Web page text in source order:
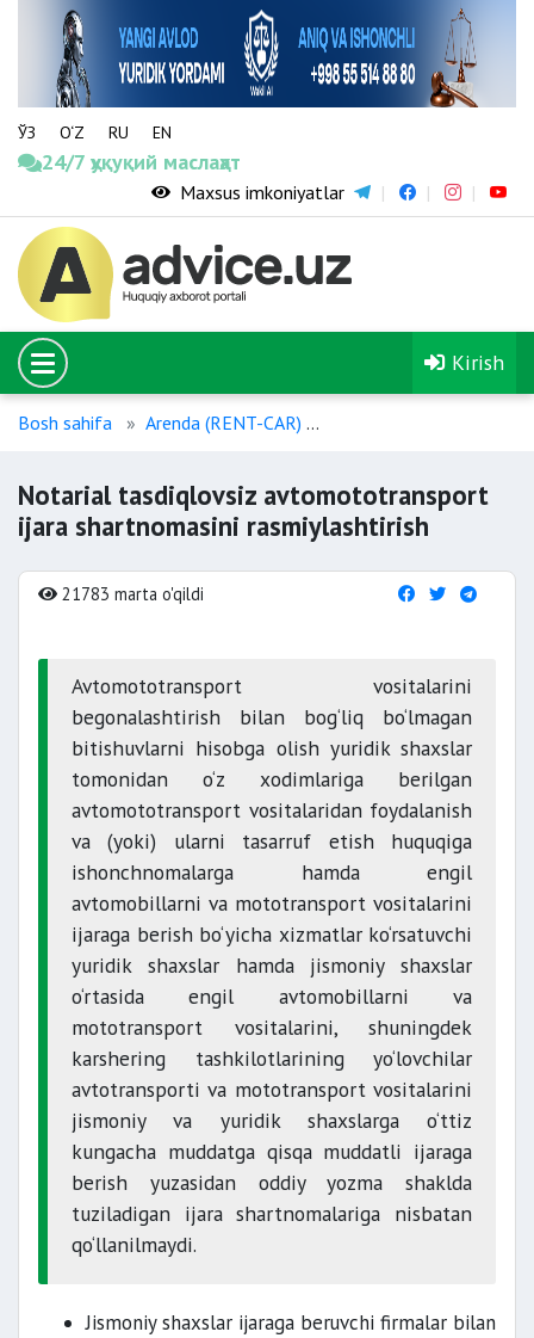
ЎЗ O‘Z RU EN
24/7 ҳуқуқий маслаҳат
Maxsus imkoniyatlar
Kirish
Bosh sahifa Arenda (RENT-CAR)
Notarial tasdiqlovsiz avtomototransport
ijara shartnomasini rasmiylashtirish
21783 marta o'qildi
Avtomototransport vositalarini
begonalashtirish bilan bog‘liq bo‘lmagan
bitishuvlarni hisobga olish yuridik shaxslar
tomonidan o‘z xodimlariga berilgan
avtomototransport vositalaridan foydalanish
va (yoki) ularni tasarruf etish huquqiga
ishonchnomalarga hamda engil
avtomobillarni va mototransport vositalarini
ijaraga berish bo‘yicha xizmatlar ko‘rsatuvchi
yuridik shaxslar hamda jismoniy shaxslar
o‘rtasida engil avtomobillarni va
mototransport vositalarini, shuningdek
karshering tashkilotlarining yo‘lovchilar
avtotransporti va mototransport vositalarini
jismoniy va yuridik shaxslarga o‘ttiz
kungacha muddatga qisqa muddatli ijaraga
berish yuzasidan oddiy yozma shaklda
tuziladigan ijara shartnomalariga nisbatan
qo‘llanilmaydi.
Jismoniy shaxslar ijaraga beruvchi firmalar bilan